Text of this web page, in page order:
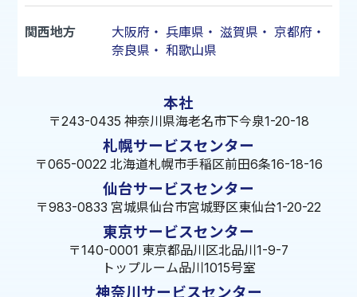
関西地方 大阪府 ・ 兵庫県 ・ 滋賀県 ・ 京都府 ・
奈良県 ・ 和歌山県
本社
〒243-0435 神奈川県海老名市下今泉1-20-18
札幌サービスセンター
〒065-0022 北海道札幌市手稲区前田6条16-18-16
仙台サービスセンター
〒983-0833 宮城県仙台市宮城野区東仙台1-20-22
東京サービスセンター
〒140-0001 東京都品川区北品川1-9-7
トップルーム品川1015号室
神奈川サービスセンター